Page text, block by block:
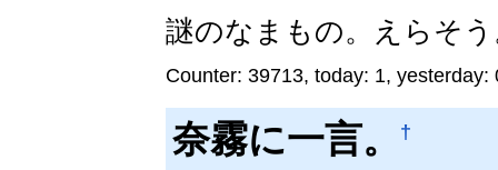
謎のなまもの。えらそ
Counter: 39713, today: 1, yesterday:
奈霧に一言。 †